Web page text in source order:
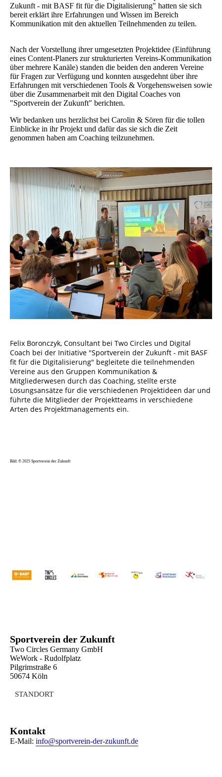
Zukunft - mit BASF fit für die Digitalisierung" hatten sie sich
bereit erklärt ihre Erfahrungen und Wissen im Bereich
Kommunikation mit den aktuellen Teilnehmenden zu teilen.
Nach der Vorstellung ihrer umgesetzten Projektidee (Einführung
eines Content-Planers zur strukturierten Vereins-Kommunikation
über mehrere Kanäle) standen die beiden den anderen Vereine
für Fragen zur Verfügung und konnten ausgedehnt über ihre
Erfahrungen mit verschiedenen Tools & Vorgehensweisen sowie
über die Zusammenarbeit mit den Digital Coaches von
"Sportverein der Zukunft" berichten.
Wir bedanken uns herzlichst bei Carolin & Sören für die tollen
Einblicke in ihr Projekt und dafür das sie sich die Zeit
genommen haben am Coaching teilzunehmen.
Felix Boronczyk, Consultant bei Two Circles und Digital
Coach bei der Initiative "Sportverein der Zukunft - mit BASF
fit für die Digitalisierung" begleitete die teilnehmenden
Vereine aus den Gruppen Kommunikation &
Mitgliederwesen durch das Coaching, stellte erste
Lösungsansätze für die verschiedenen Projektideen dar und
führte die Mitglieder der Projektteams in verschiedene
Arten des Projektmanagements ein.
Bild: © 2025 Sportverein der Zukunft
Sportverein der Zukunft
Two Circles Germany GmbH
WeWork - Rudolfplatz
Pilgrimstraße 6
50674 Köln
STANDORT
Kontakt
E-Mail: info@sportverein-der-zukunft.de